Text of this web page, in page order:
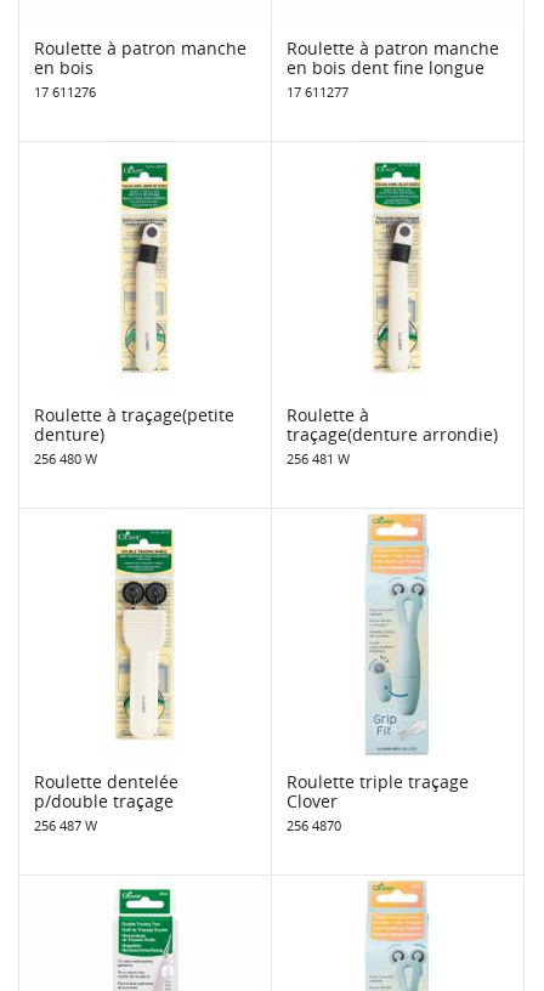
Roulette à patron manche
en bois
17 611276
Roulette à patron manche
en bois dent fine longue
17 611277
Roulette à traçage(petite
denture)
256 480 W
Roulette à
traçage(denture arrondie)
256 481 W
Roulette dentelée
p/double traçage
256 487 W
Roulette triple traçage
Clover
256 4870